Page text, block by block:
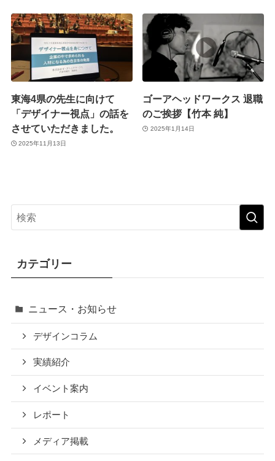
東海4県の先生に向けて
「デザイナー視点」の話を
させていただきました。
2025年11月13日
ゴーアヘッドワークス 退職
のご挨拶【竹本 純】
2025年1月14日
カテゴリー
ニュース・お知らせ
デザインコラム
実績紹介
イベント案内
レポート
メディア掲載